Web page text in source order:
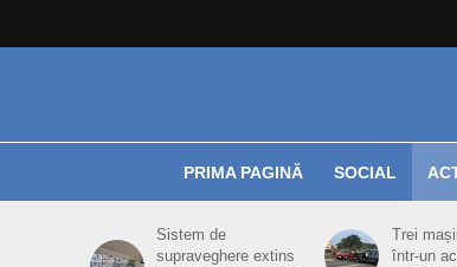
PRIMA PAGINĂ SOCIAL
Sistem de
supraveghere extins
Trei
într-un